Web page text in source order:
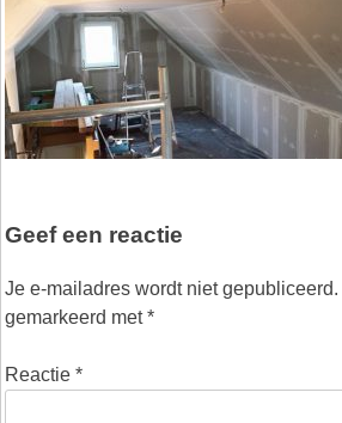
Geef een reactie
Je e-mailadres wordt niet gepubliceerd.
gemarkeerd met*
Reactie *